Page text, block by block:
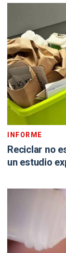
INFORME
Reciclar no
un estudio